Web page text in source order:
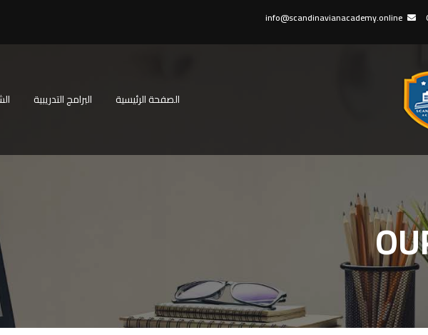
info@scandinavianacademy.online
الصفحة الرئيسية البرامج التدريبية